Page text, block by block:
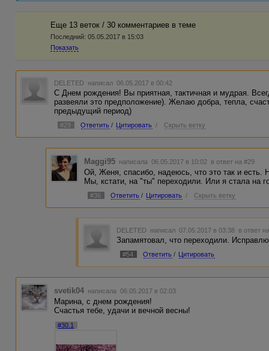
Еще 13 веток / 30 комментариев в темe
Последний: 05.05.2017 в 15:03
Показать
DELETED написал 06.05.2017 в 00:42
С Днем рождения! Вы приятная, тактичная и мудрая.
развеяли это предположение). Желаю добра, тепла,
предыдущий период)
#29 Ответить / Цитировать / Скрыть ветку
Maggi95 написала 06.05.2017 в 10:02 в ответ на #29
Ой, Женя, спасибо, надеюсь, что это так и есть.
Мы, кстати, на "ты" переходили. Или я стала на
#36 Ответить / Цитировать / Скрыть ветку
DELETED написал 07.05.2017 в 03:38 в ответ
Запамятовал, что переходили.
#54 Ответить / Цитировать
svetik04 написала 06.05.2017 в 02:03
Марина, с днем рождения!
Счастья тебе, удачи и вечной весны!
#30.1